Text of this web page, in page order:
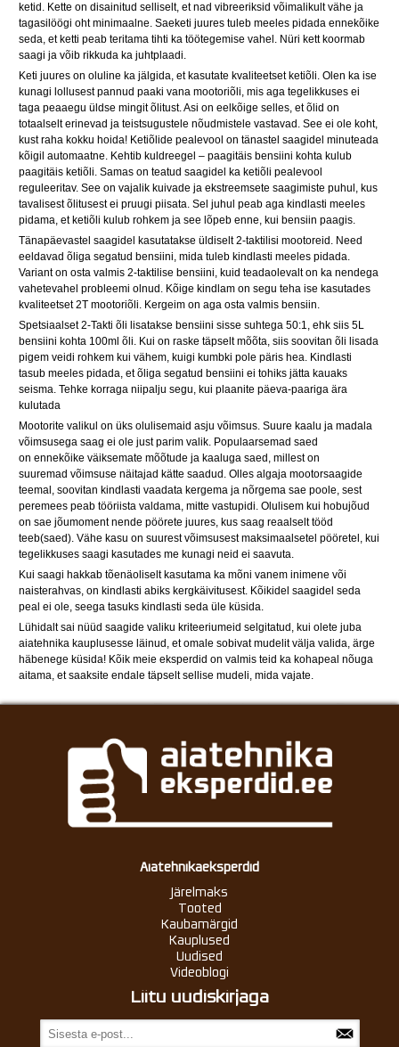
ketid. Kette on disainitud selliselt, et nad vibreeriksid võimalikult vähe ja
tagasilöögi oht minimaalne. Saeketi juures tuleb meeles pidada ennekõike
seda, et ketti peab teritama tihti ka töötegemise vahel. Nüri kett koormab
saagi ja võib rikkuda ka juhtplaadi.
Keti juures on oluline ka jälgida, et kasutate kvaliteetset ketiõli. Olen ka ise
kunagi lollusest pannud paaki vana mootoriõli, mis aga tegelikkuses ei
taga peaaegu üldse mingit õlitust. Asi on eelkõige selles, et õlid on
totaalselt erinevad ja teistsugustele nõudmistele vastavad. See ei ole koht,
kust raha kokku hoida! Ketiõlide pealevool on tänastel saagidel minuteada
kõigil automaatne. Kehtib kuldreegel – paagitäis bensiini kohta kulub
paagitäis ketiõli. Samas on teatud saagidel ka ketiõli pealevool
reguleeritav. See on vajalik kuivade ja ekstreemsete saagimiste puhul, kus
tavalisest õlitusest ei pruugi piisata. Sel juhul peab aga kindlasti meeles
pidama, et ketiõli kulub rohkem ja see lõpeb enne, kui bensiin paagis.
Tänapäevastel saagidel kasutatakse üldiselt 2-taktilisi mootoreid. Need
eeldavad õliga segatud bensiini, mida tuleb kindlasti meeles pidada.
Variant on osta valmis 2-taktilise bensiini, kuid teadaolevalt on ka nendega
vahetevahel probleemi olnud. Kõige kindlam on segu teha ise kasutades
kvaliteetset 2T mootoriõli. Kergeim on aga osta valmis bensiin.
Spetsiaalset 2-Takti õli lisatakse bensiini sisse suhtega 50:1, ehk siis 5L
bensiini kohta 100ml õli. Kui on raske täpselt mõõta, siis soovitan õli lisada
pigem veidi rohkem kui vähem, kuigi kumbki pole päris hea. Kindlasti
tasub meeles pidada, et õliga segatud bensiini ei tohiks jätta kauaks
seisma. Tehke korraga niipalju segu, kui plaanite päeva-paariga ära
kulutada
Mootorite valikul on üks olulisemaid asju võimsus. Suure kaalu ja madala
võimsusega saag ei ole just parim valik. Populaarsemad saed
on ennekõike väiksemate mõõtude ja kaaluga saed, millest on
suuremad võimsuse näitajad kätte saadud. Olles algaja mootorsaagide
teemal, soovitan kindlasti vaadata kergema ja nõrgema sae poole, sest
peremees peab tööriista valdama, mitte vastupidi. Olulisem kui hobujõud
on sae jõumoment nende pöörete juures, kus saag reaalselt tööd
teeb(saed). Vähe kasu on suurest võimsusest maksimaalsetel pööretel, kui
tegelikkuses saagi kasutades me kunagi neid ei saavuta.
Kui saagi hakkab tõenäoliselt kasutama ka mõni vanem inimene või
naisterahvas, on kindlasti abiks kergkäivitusest. Kõikidel saagidel seda
peal ei ole, seega tasuks kindlasti seda üle küsida.
Lühidalt sai nüüd saagide valiku kriteeriumeid selgitatud, kui olete juba
aiatehnika kauplusesse läinud, et omale sobivat mudelit välja valida, ärge
häbenege küsida! Kõik meie eksperdid on valmis teid ka kohapeal nõuga
aitama, et saaksite endale täpselt sellise mudeli, mida vajate.
Aiatehnikaeksperdid
Järelmaks
Tooted
Kaubamärgid
Kauplused
Uudised
Videoblogi
Liitu uudiskirjaga